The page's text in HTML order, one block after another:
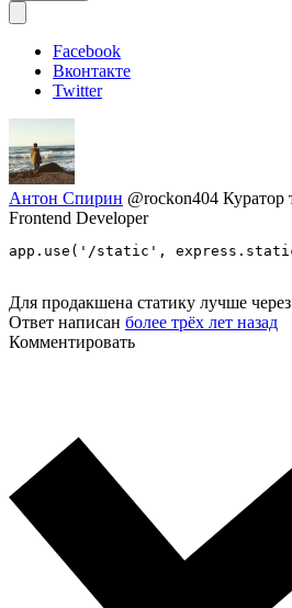
Facebook
Вконтакте
Twitter
Антон Спирин @rockon404 Куратор
Frontend Developer
app.use('/static',
Для продакшена статику лучше
Ответ написан более трёх лет назад
Комментировать